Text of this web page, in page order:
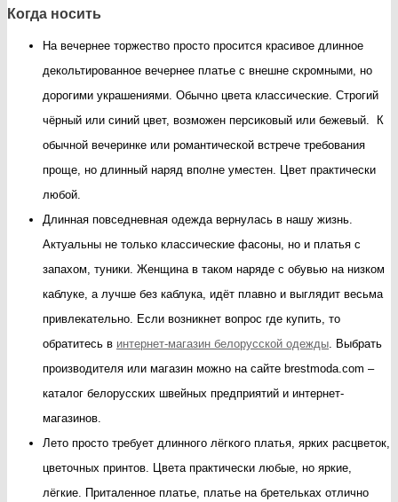
Когда носить
На вечернее торжество просто просится красивое длинное
декольтированное вечернее платье с внешне скромными, но
дорогими украшениями. Обычно цвета классические. Строгий
чёрный или синий цвет, возможен персиковый или бежевый. К
обычной вечеринке или романтической встрече требования
проще, но длинный наряд вполне уместен. Цвет практически
любой.
Длинная повседневная одежда вернулась в нашу жизнь.
Актуальны не только классические фасоны, но и платья с
запахом, туники. Женщина в таком наряде с обувью на низком
каблуке, а лучше без каблука, идёт плавно и выглядит весьма
привлекательно. Если возникнет вопрос где купить, то
обратитесь в интернет-магазин белорусской одежды. Выбрать
производителя или магазин можно на сайте brestmoda.com –
каталог белорусских швейных предприятий и интернет-
магазинов.
Лето просто требует длинного лёгкого платья, ярких расцветок,
цветочных принтов. Цвета практически любые, но яркие,
лёгкие. Приталенное платье, платье на бретельках отлично